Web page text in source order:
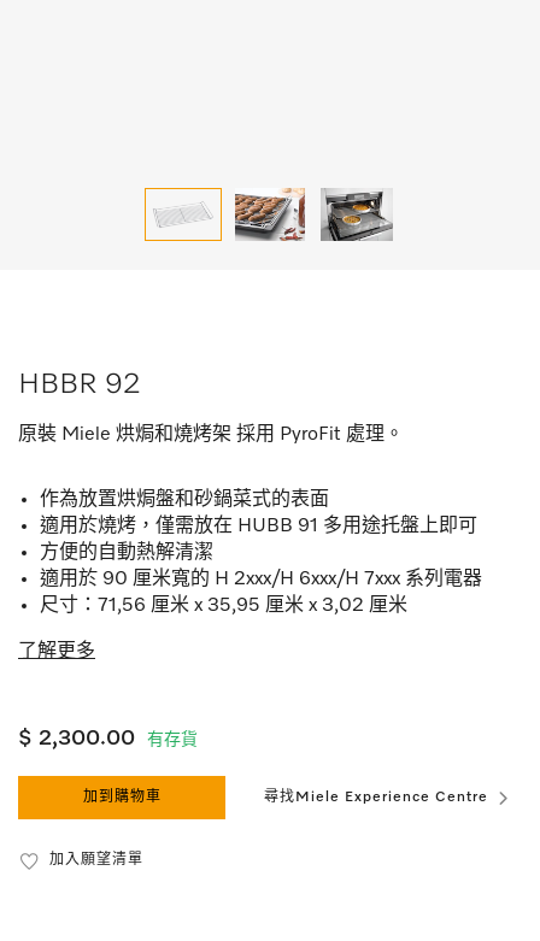
HBBR 92
原裝 Miele 烘焗和燒烤架 採用 PyroFit 處理。
作為放置烘焗盤和砂鍋菜式的表面
適用於燒烤，僅需放在 HUBB 91 多用途托盤上即可
方便的自動熱解清潔
適用於 90 厘米寬的 H 2xxx/H 6xxx/H 7xxx 系列電器
尺寸：71,56 厘米 x 35,95 厘米 x 3,02 厘米
了解更多
$ 2,300.00 有存貨
加到購物車 尋找Miele Experience Centre
加入願望清單